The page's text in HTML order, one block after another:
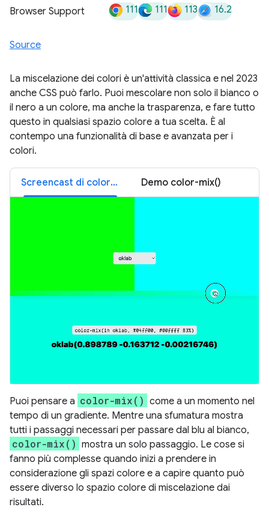
Browser Support 111 111 113 16.2
Source
La miscelazione dei colori è un'attività classica e nel 2023
anche CSS può farlo. Puoi mescolare non solo il bianco o
il nero a un colore, ma anche la trasparenza, e fare tutto
questo in qualsiasi spazio colore a tua scelta. È al
contempo una funzionalità di base e avanzata per i
colori.
Screencast di color-mix() Demo color-mix()
Puoi pensare a color-mix() come a un momento nel
tempo di un gradiente. Mentre una sfumatura mostra
tutti i passaggi necessari per passare dal blu al bianco,
color-mix() mostra un solo passaggio. Le cose si
fanno più complesse quando inizi a prendere in
considerazione gli spazi colore e a capire quanto può
essere diverso lo spazio colore di miscelazione dai
risultati.